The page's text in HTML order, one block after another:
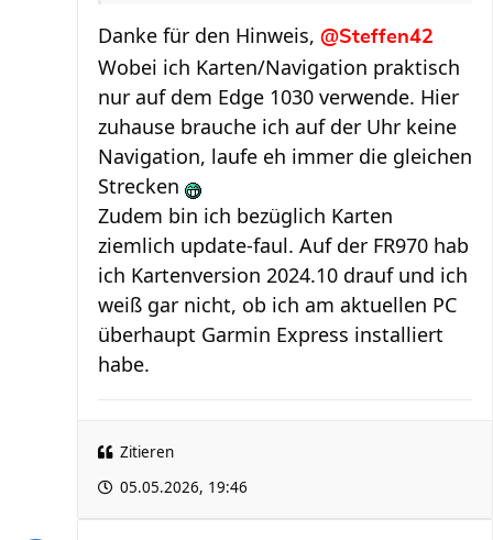
Danke für den Hinweis, @Steffen42
Wobei ich Karten/Navigation praktisch
nur auf dem Edge 1030 verwende. Hier
zuhause brauche ich auf der Uhr keine
Navigation, laufe eh immer die gleichen
Strecken
Zudem bin ich bezüglich Karten
ziemlich update-faul. Auf der FR970 hab
ich Kartenversion 2024.10 drauf und ich
weiß gar nicht, ob ich am aktuellen PC
überhaupt Garmin Express installiert
habe.
Zitieren
05.05.2026, 19:46